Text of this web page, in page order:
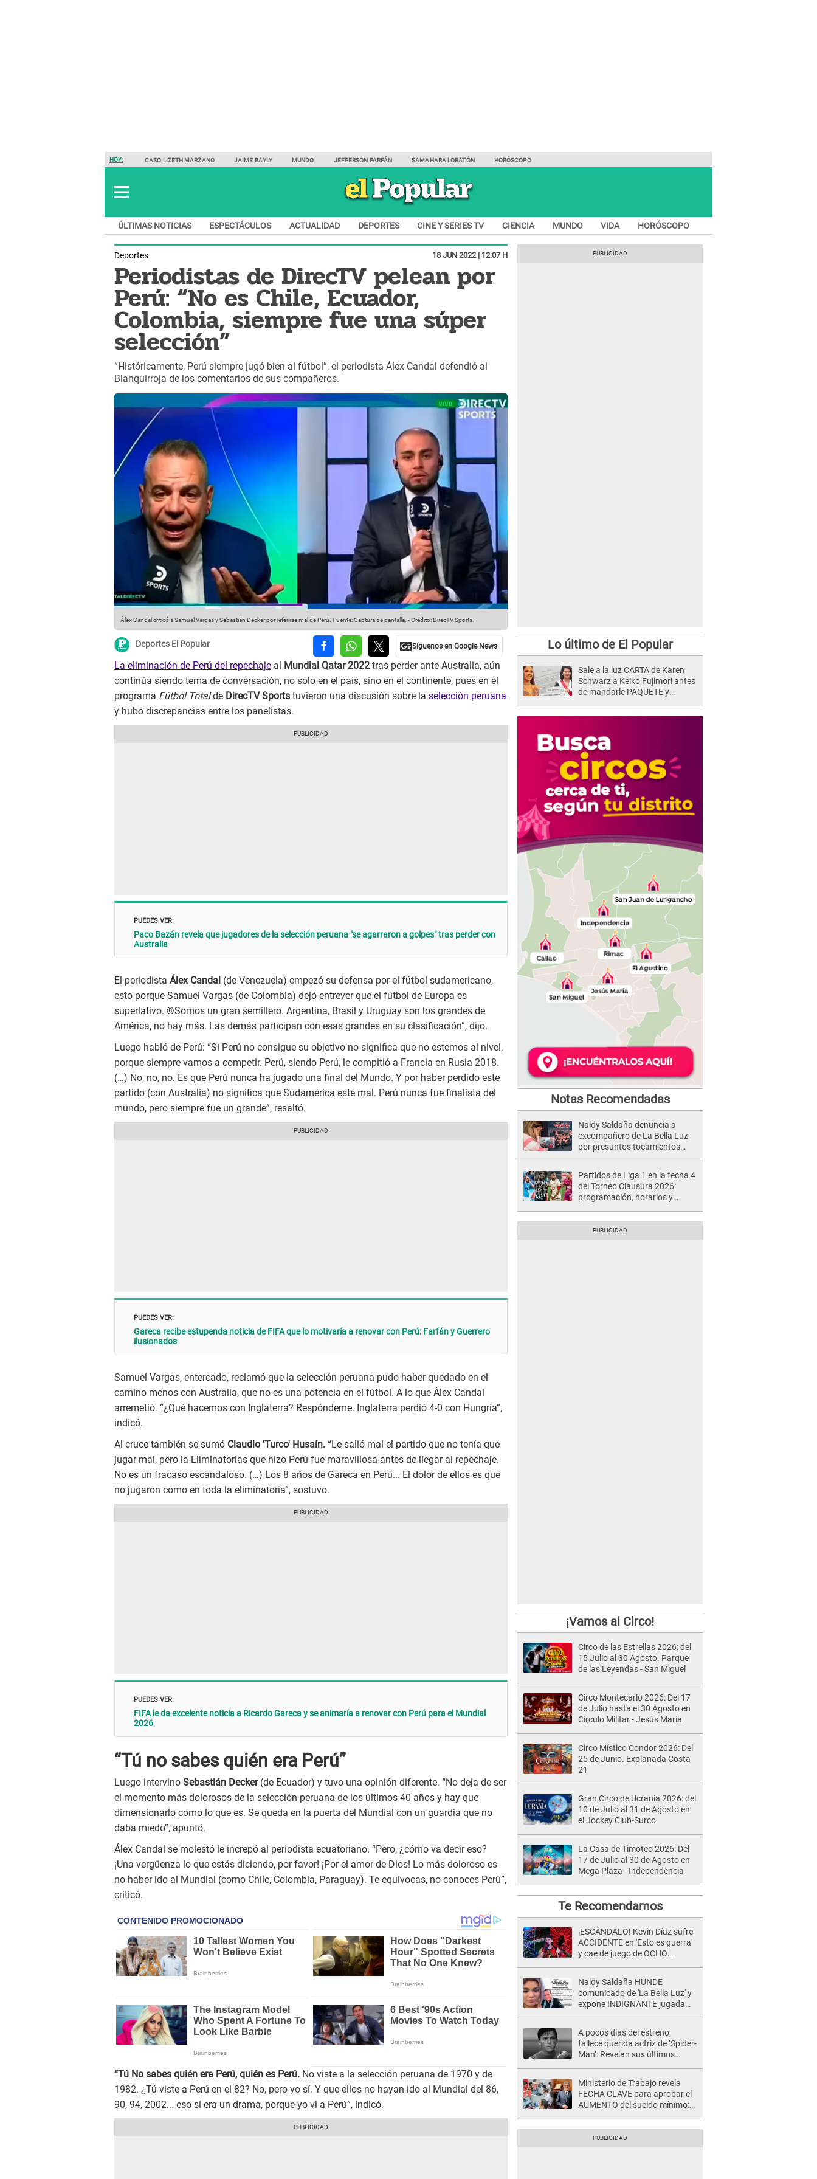
HOY: CASO LIZETH MARZANO JAIME BAYLY MUNDO JEFFERSON FARFÁN SAMAHARA LOBATÓN HORÓSCOPO
ÚLTIMAS NOTICIAS ESPECTÁCULOS ACTUALIDAD DEPORTES CINE Y SERIES TV CIENCIA MUNDO VIDA HORÓSCOPO
Deportes 18 JUN 2022 | 12:07 H
Periodistas de DirecTV pelean por
Perú: “No es Chile, Ecuador,
Colombia, siempre fue una súper
selección”
“Históricamente, Perú siempre jugó bien al fútbol”, el periodista Álex Candal defendió al
Blanquirroja de los comentarios de sus compañeros.
Álex Candal criticó a Samuel Vargas y Sebastián Decker por referirse mal de Perú. Fuente: Captura de pantalla. -Crédito: DirecTV Sports.
Deportes El Popular
La eliminación de Perú del repechaje al Mundial Qatar 2022 tras perder ante Australia, aún
continúa siendo tema de conversación, no solo en el país, sino en el continente, pues en el
programa Fútbol Totalde DirecTV Sports tuvieron una discusión sobre la selección peruana
y hubo discrepancias entre los panelistas.
PUEDES VER:
Paco Bazán revela que jugadores de la selección peruana "se agarraron a golpes" tras perder con
Australia
El periodista Álex Candal (de Venezuela) empezó su defensa por el fútbol sudamericano,
esto porque Samuel Vargas (de Colombia) dejó entrever que el fútbol de Europa es
superlativo. ®Somos un gran semillero. Argentina, Brasil y Uruguay son los grandes de
América, no hay más. Las demás participan con esas grandes en su clasificación”, dijo.
Luego habló de Perú: “Si Perú no consigue su objetivo no significa que no estemos al nivel,
porque siempre vamos a competir. Perú, siendo Perú, le compitió a Francia en Rusia 2018.
(…) No, no, no. Es que Perú nunca ha jugado una final del Mundo. Y por haber perdido este
partido (con Australia) no significa que Sudamérica esté mal. Perú nunca fue finalista del
mundo, pero siempre fue un grande”, resaltó.
PUEDES VER:
Gareca recibe estupenda noticia de FIFA que lo motivaría a renovar con Perú: Farfán y Guerrero
ilusionados
Samuel Vargas, entercado, reclamó que la selección peruana pudo haber quedado en el
camino menos con Australia, que no es una potencia en el fútbol. A lo que Álex Candal
arremetió. “¿Qué hacemos con Inglaterra? Respóndeme. Inglaterra perdió 4-0 con Hungría”,
indicó.
Al cruce también se sumó Claudio 'Turco' Husaín. “Le salió mal el partido que no tenía que
jugar mal, pero la Eliminatorias que hizo Perú fue maravillosa antes de llegar al repechaje.
No es un fracaso escandaloso. (…) Los 8 años de Gareca en Perú... El dolor de ellos es que
no jugaron como en toda la eliminatoria”, sostuvo.
PUEDES VER:
FIFA le da excelente noticia a Ricardo Gareca y se animaría a renovar con Perú para el Mundial
2026
“Tú no sabes quién era Perú”
Luego intervino Sebastián Decker(de Ecuador) y tuvo una opinión diferente. “No deja de ser
el momento más dolorosos de la selección peruana de los últimos 40 años y hay que
dimensionarlo como lo que es. Se queda en la puerta del Mundial con un guardia que no
daba miedo”, apuntó.
Álex Candal se molestó le increpó al periodista ecuatoriano. “Pero, ¿cómo va decir eso?
¡Una vergüenza lo que estás diciendo, por favor! ¡Por el amor de Dios! Lo más doloroso es
no haber ido al Mundial (como Chile, Colombia, Paraguay). Te equivocas, no conoces Perú”,
criticó.
“Tú No sabes quién era Perú, quién es Perú. No viste a la selección peruana de 1970 y de
1982. ¿Tú viste a Perú en el 82? No, pero yo sí. Y que ellos no hayan ido al Mundial del 86,
90, 94, 2002... eso sí era un drama, porque yo vi a Perú”, indicó.
Lo último de El Popular
Sale a la luz CARTA de Karen
Schwarz a Keiko Fujimori antes
de mandarle PAQUETE y
Notas Recomendadas
Naldy Saldaña denuncia a
excompañero de La Bella Luz
por presuntos tocamientos
Partidos de Liga 1 en la fecha 4
del Torneo Clausura 2026:
programación, horarios y
¡Vamos al Circo!
Circo de las Estrellas 2026: del
15 Julio al 30 Agosto. Parque
de las Leyendas - San Miguel
Circo Montecarlo 2026: Del 17
de Julio hasta el 30 Agosto en
Círculo Militar - Jesús María
Circo Místico Condor 2026: Del
25 de Junio. Explanada Costa
21
Gran Circo de Ucrania 2026: del
10 de Julio al 31 de Agosto en
el Jockey Club-Surco
La Casa de Timoteo 2026: Del
17 de Julio al 30 de Agosto en
Mega Plaza - Independencia
Te Recomendamos
¡ESCÁNDALO! Kevin Díaz sufre
ACCIDENTE en 'Esto es guerra'
y cae de juego de OCHO
Naldy Saldaña HUNDE
comunicado de 'La Bella Luz' y
expone INDIGNANTE jugada
A pocos días del estreno,
fallece querida actriz de ‘Spider-
Man’: Revelan sus últimos
Ministerio de Trabajo revela
FECHA CLAVE para aprobar el
AUMENTO del sueldo mínimo: